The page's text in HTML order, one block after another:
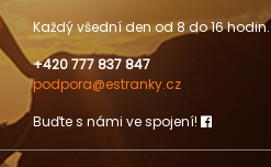
Každý všední den od 8 do 16 hodin.
+420 777 837 847
podpora@estranky.cz
Buďte s námi ve spojení!